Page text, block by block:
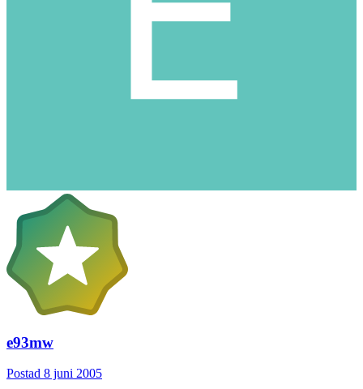
e93mw
Postad 8 juni 2005